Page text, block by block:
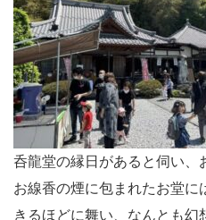
呑龍堂の縁日があると伺い、
お線香の煙に包まれたお堂に
きるほどに舞い、なんとも幻